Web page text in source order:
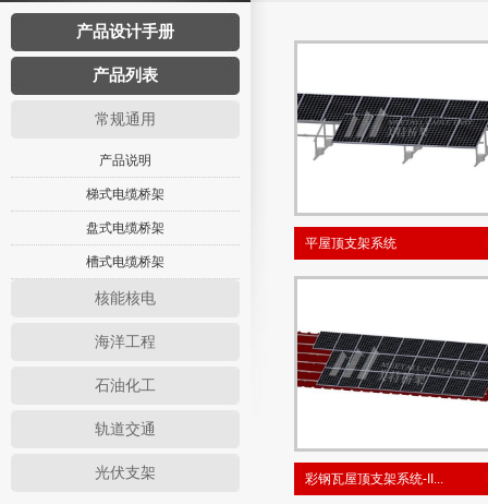
产品设计手册
产品列表
常规通用
产品说明
梯式电缆桥架
盘式电缆桥架
槽式电缆桥架
核能核电
海洋工程
石油化工
轨道交通
光伏支架
平屋顶支架系统
彩钢瓦屋顶支架系统-II...